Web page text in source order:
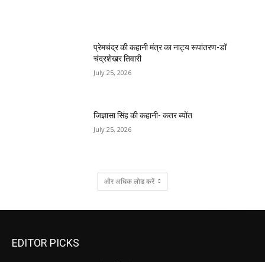
प्रेमचंद्र की कहानी मंत्र का नाट्य रूपांतरण-डॉ
चंद्रशेखर तिवारी
July 25, 2026
जिज्ञासा सिंह की कहानी- कतर ब्योंत
July 25, 2026
और अधिक लोड करें
EDITOR PICKS